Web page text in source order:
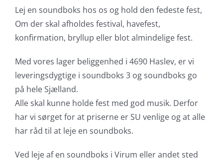
Lej en soundboks hos os og hold den fedeste fest,
Om der skal afholdes festival, havefest,
konfirmation, bryllup eller blot almindelige fest.
Med vores lager beliggenhed i 4690 Haslev, er vi
leveringsdygtige i soundboks 3 og soundboks go
på hele Sjælland.
Alle skal kunne holde fest med god musik. Derfor
har vi sørget for at priserne er SU venlige og at alle
har råd til at leje en soundboks.
Ved leje af en soundboks i Virum eller andet sted